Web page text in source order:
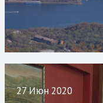
27 Июн 2020